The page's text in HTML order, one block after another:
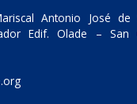
Antonio José de
Edif. Olade –